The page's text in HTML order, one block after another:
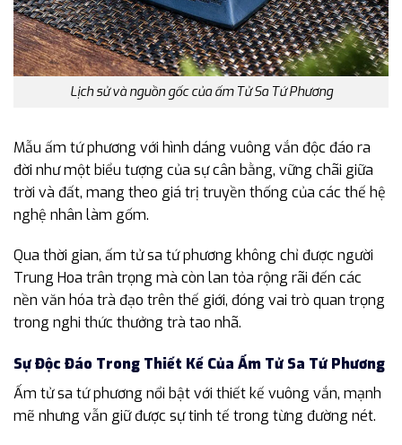
Lịch sử và nguồn gốc của ấm Tử Sa Tứ Phương
Mẫu ấm tứ phương với hình dáng vuông vắn độc đáo ra
đời như một biểu tượng của sự cân bằng, vững chãi giữa
trời và đất, mang theo giá trị truyền thống của các thế hệ
nghệ nhân làm gốm.
Qua thời gian, ấm tử sa tứ phương không chỉ được người
Trung Hoa trân trọng mà còn lan tỏa rộng rãi đến các
nền văn hóa trà đạo trên thế giới, đóng vai trò quan trọng
trong nghi thức thưởng trà tao nhã.
Sự Độc Đáo Trong Thiết Kế Của Ấm Tử Sa Tứ Phương
Ấm tử sa tứ phương nổi bật với thiết kế vuông vắn, mạnh
mẽ nhưng vẫn giữ được sự tinh tế trong từng đường nét.